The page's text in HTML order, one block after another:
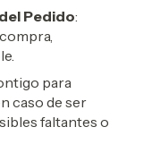
Pedido:
para
caso de ser
faltantes o